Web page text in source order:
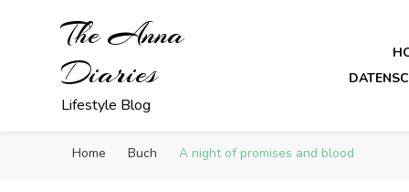
The Anna
Diaries
Lifestyle Blog
Home Buch A night of promises and blood